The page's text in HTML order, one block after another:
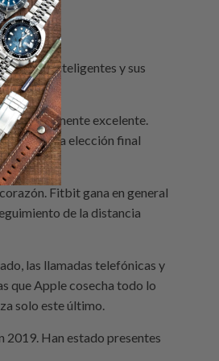
relojes inteligentes y sus
igualmente excelente.
lo tanto, la elección final
Fitbit gana en general
de la distancia
las llamadas telefónicas y
que Apple cosecha todo lo
solo este último.
2019. Han estado presentes